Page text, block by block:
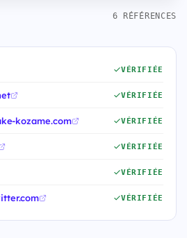
6 RÉFÉRENCES
VÉRIFIÉE
VÉRIFIÉE
kozame.com VÉRIFIÉE
VÉRIFIÉE
VÉRIFIÉE
VÉRIFIÉE